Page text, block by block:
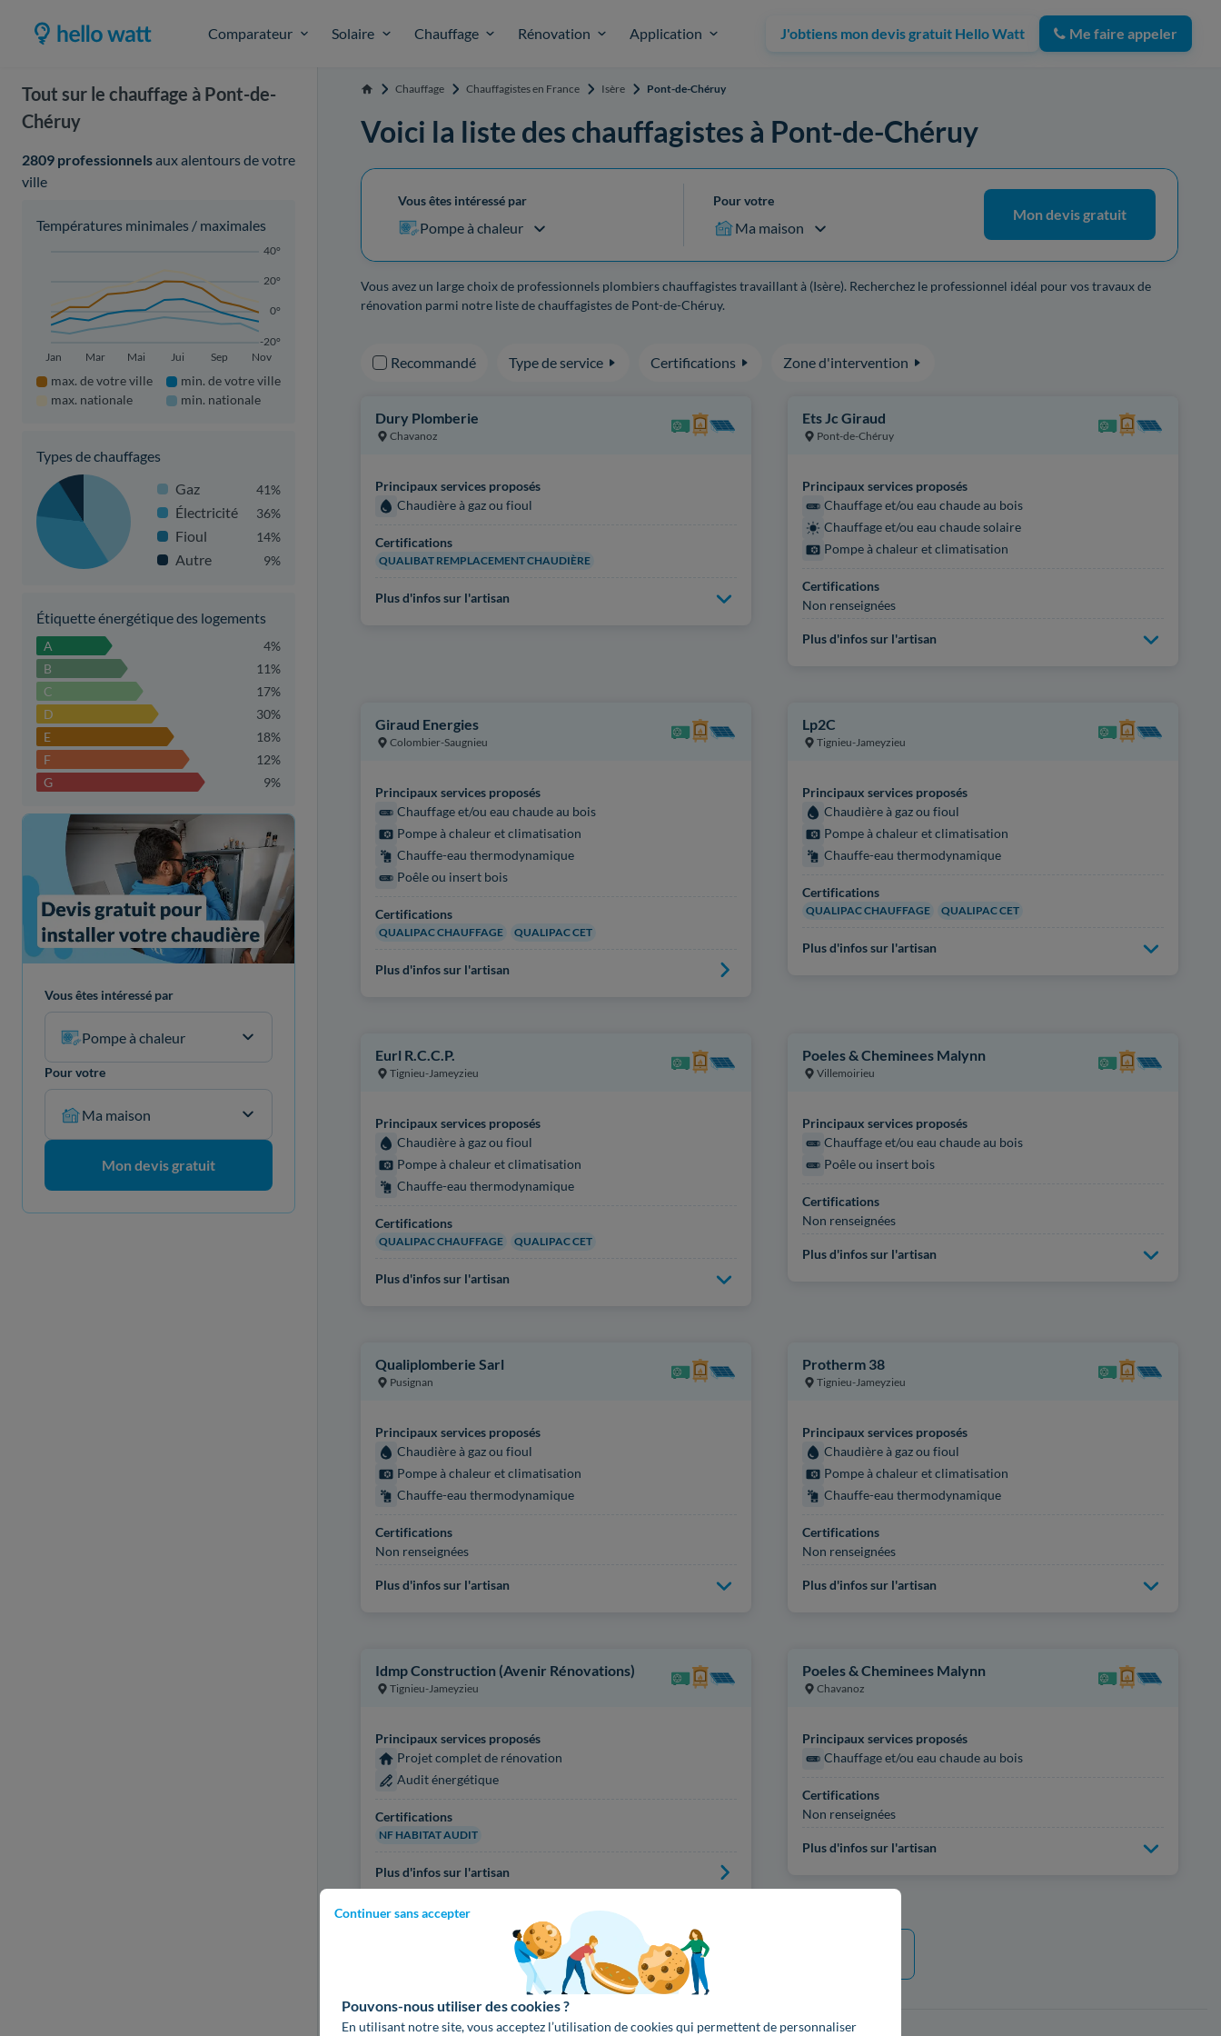
Comparateur Solaire Chauffage Rénovation Application J'obtiens mon devis gratuit Hello Watt Me faire appeler
Continuer sans accepter
Pouvons-nous utiliser des cookies ?
En utilisant notre site, vous acceptez l’utilisation de cookies qui permettent de personnaliser
Tout sur le chauffage à Pont-de-
Chéruy
2809 professionnelsaux alentours de votre
ville
Températures minimales / maximales
-20°
0°
20°
40°
Jan Mar Mai Jui Sep Nov
max. de votre ville
max. nationale
min. de votre ville
min. nationale
Types de chauffages
Gaz
41%
Électricité 36%
Fioul 14%
Autre 9%
Étiquette énergétique des logements
A
4%
B
11%
C
17%
D
30%
E
18%
F
12%
G
9%
Vous êtes intéressé par
Pompe à chaleur
Pour votre
Ma maison
Mon devis gratuit
Accueil Chauffage Chauffagistes en France Isère Pont-de-Chéruy
Voici la liste des chauffagistes à Pont-de-Chéruy
Vous êtes intéressé par
Pompe à chaleur
Pour votre
Ma maison
Mon devis gratuit
Vous avez un large choix de professionnels plombiers chauffagistes travaillant à (Isère). Recherchez le professionnel idéal pour vos travaux de
rénovation parmi notre liste de chauffagistes de Pont-de-Chéruy.
Recommandé Type de service Certifications Zone d'intervention
Dury Plomberie
Chavanoz
Principaux services proposés
Chaudière à gaz ou fioul
Certifications
QUALIBAT REMPLACEMENT CHAUDIÈRE
Plus d'infos sur l'artisan
Ets Jc Giraud
Pont-de-Chéruy
Principaux services proposés
Chauffage et/ou eau chaude au bois
Chauffage et/ou eau chaude solaire
Pompe à chaleur et climatisation
Certifications
Non renseignées
Plus d'infos sur l'artisan
Giraud Energies
Colombier-Saugnieu
Principaux services proposés
Chauffage et/ou eau chaude au bois
Pompe à chaleur et climatisation
Chauffe-eau thermodynamique
Poêle ou insert bois
Certifications
QUALIPAC CHAUFFAGE QUALIPAC CET
Plus d'infos sur l'artisan
Lp2C
Tignieu-Jameyzieu
Principaux services proposés
Chaudière à gaz ou fioul
Pompe à chaleur et climatisation
Chauffe-eau thermodynamique
Certifications
QUALIPAC CHAUFFAGE QUALIPAC CET
Plus d'infos sur l'artisan
Eurl R.C.C.P.
Tignieu-Jameyzieu
Principaux services proposés
Chaudière à gaz ou fioul
Pompe à chaleur et climatisation
Chauffe-eau thermodynamique
Certifications
QUALIPAC CHAUFFAGE QUALIPAC CET
Plus d'infos sur l'artisan
Poeles & Cheminees Malynn
Villemoirieu
Principaux services proposés
Chauffage et/ou eau chaude au bois
Poêle ou insert bois
Certifications
Non renseignées
Plus d'infos sur l'artisan
Qualiplomberie Sarl
Pusignan
Principaux services proposés
Chaudière à gaz ou fioul
Pompe à chaleur et climatisation
Chauffe-eau thermodynamique
Certifications
Non renseignées
Plus d'infos sur l'artisan
Protherm 38
Tignieu-Jameyzieu
Principaux services proposés
Chaudière à gaz ou fioul
Pompe à chaleur et climatisation
Chauffe-eau thermodynamique
Certifications
Non renseignées
Plus d'infos sur l'artisan
Idmp Construction (Avenir Rénovations)
Tignieu-Jameyzieu
Principaux services proposés
Projet complet de rénovation
Audit énergétique
Certifications
NF HABITAT AUDIT
Plus d'infos sur l'artisan
Poeles & Cheminees Malynn
Chavanoz
Principaux services proposés
Chauffage et/ou eau chaude au bois
Certifications
Non renseignées
Plus d'infos sur l'artisan
Voir